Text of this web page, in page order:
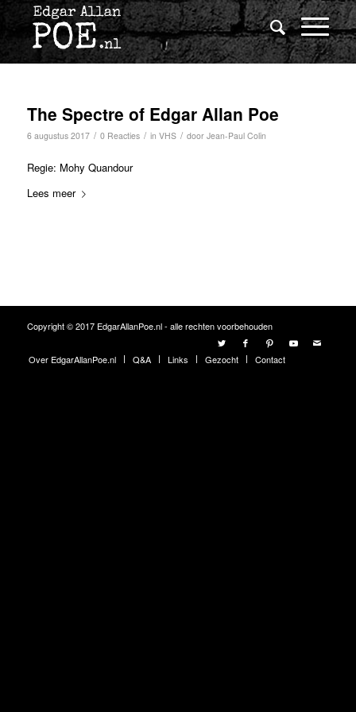
The Spectre of Edgar Allan Poe
6 augustus 2017 / 0 Reacties / in VHS / door Jean-Paul Colin
Regie: Mohy Quandour
Lees meer
Copyright © 2017 EdgarAllanPoe.nl - alle rechten voorbehouden
Over EdgarAllanPoe.nl Q&A Links Gezocht Contact